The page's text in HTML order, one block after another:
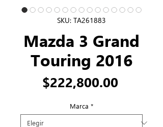
SKU: TA261883
Mazda 3 Grand
Touring 2016
$222,800.00
Marca *